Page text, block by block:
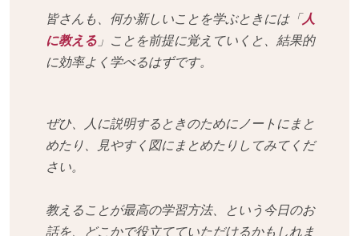
皆さんも、何か新しいことを学ぶときには「 人
に教える」ことを前提に覚えていくと、結果的
に効率よく学べるはずです。
ぜひ、人に説明するときのためにノートにまと
めたり、見やすく図にまとめたりしてみてくだ
さい。
教えることが最高の学習方法、という今日のお
話を、どこかで役立てていただけるかもしれま